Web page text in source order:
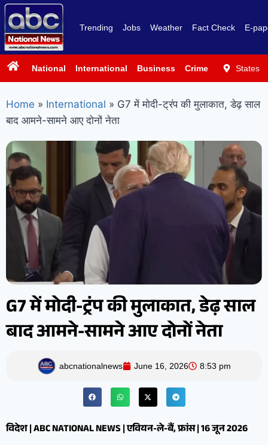
Trending Jobs Weather Fact Check E-
National International Business Crime PoliticsStates
Home » International » G7 में मोदी-ट्रंप की मुलाकात, डेढ़ साल
बाद आमने-सामने आए दोनों नेता
G7 में मोदी-ट्रंप की मुलाकात, डेढ़ साल
बाद आमने-सामने आए दोनों नेता
abcnationalnews June 16, 2026 8:53 pm
विदेश | ABC NATIONAL NEWS | एवियन-ले-बैं, फ्रांस | 16 जून 2026